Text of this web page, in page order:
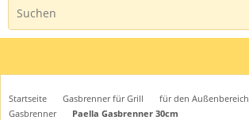
Startseite Gasbrenner für Grill für den Außenbereich
Gasbrenner
Paella Gasbrenner 30cm